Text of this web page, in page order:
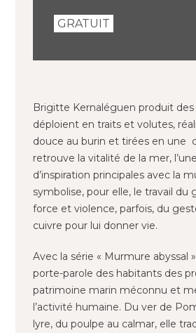
GRATUIT
Brigitte Kernaléguen produit
déploient en traits et volutes,
douce au burin et tirées en une
retrouve la vitalité de la mer,
d’inspiration principales avec la
symbolise, pour elle, le travail du
force et violence, parfois, du
cuivre pour lui donner vie.
Avec la série « Murmure abyssal
porte-parole des habitants des
patrimoine marin méconnu et
l’activité humaine. Du ver de
lyre, du poulpe au calmar, elle